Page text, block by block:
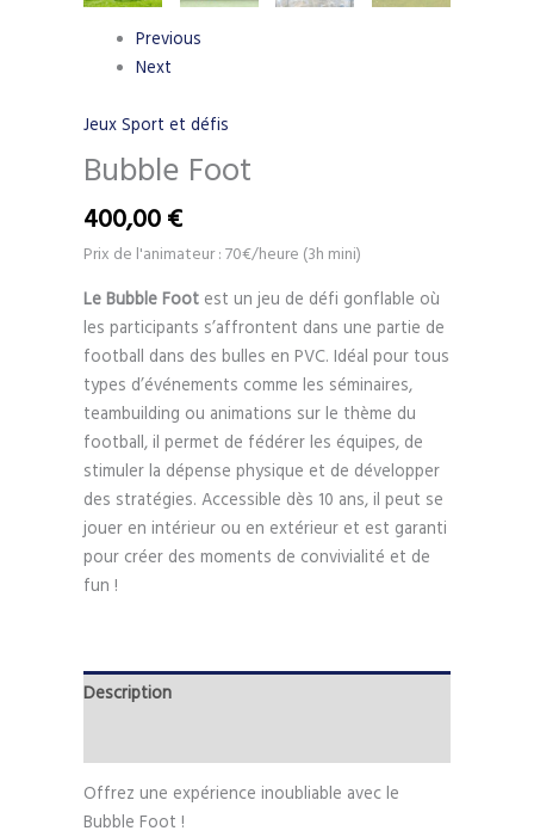
Previous
Next
Jeux Sport et défis
Bubble Foot
400,00 €
Prix de l'animateur : 70€/heure (3h mini)
Le Bubble Foot est un jeu de défi gonflable où
les participants s’affrontent dans une partie de
football dans des bulles en PVC. Idéal pour tous
types d’événements comme les séminaires,
teambuilding ou animations sur le thème du
football, il permet de fédérer les équipes, de
stimuler la dépense physique et de développer
des stratégies. Accessible dès 10 ans, il peut se
jouer en intérieur ou en extérieur et est garanti
pour créer des moments de convivialité et de
fun !
Description
Offrez une expérience inoubliable avec le
Bubble Foot !